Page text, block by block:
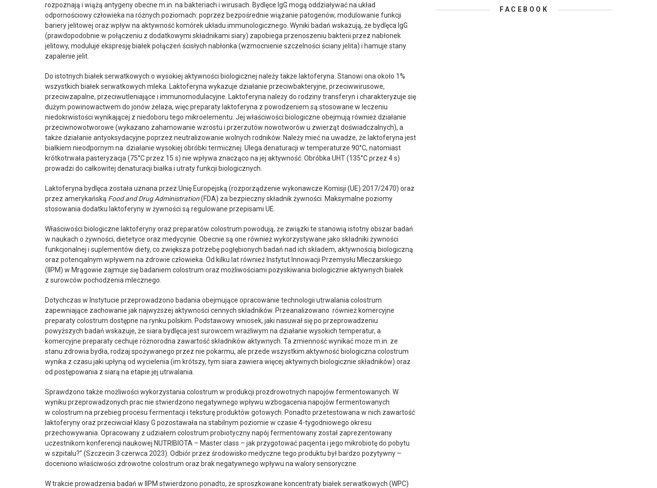
rozpoznają i wiążą antygeny obecne m.in. na bakteriach i wirusach. Bydlęce IgG mogą oddziaływać na układ
odpornościowy człowieka na różnych poziomach: poprzez bezpośrednie wiązanie patogenów, modulowanie funkcji
bariery jelitowej oraz wpływ na aktywność komórek układu immunologicznego. Wyniki badań wskazują, że bydlęca IgG
(prawdopodobnie w połączeniu z dodatkowymi składnikami siary) zapobiega przenoszeniu bakterii przez nabłonek
jelitowy, moduluje ekspresję białek połączeń ścisłych nabłonka (wzmocnienie szczelności ściany jelita) i hamuje stany
zapalenie jelit.
Do istotnych białek serwatkowych o wysokiej aktywności biologicznej należy także laktoferyna. Stanowi ona około 1%
wszystkich białek serwatkowych mleka. Laktoferyna wykazuje działanie przeciwbakteryjne, przeciwwirusowe,
przeciwzapalne, przeciwutleniające i immunomodulacyjne. Laktoferyna należy do rodziny transferyn i charakteryzuje się
dużym powinowactwem do jonów żelaza, więc preparaty laktoferyna z powodzeniem są stosowane w leczeniu
niedokrwistości wynikającej z niedoboru tego mikroelementu. Jej właściwości biologiczne obejmują również działanie
przeciwnowotworowe (wykazano zahamowanie wzrostu i przerzutów nowotworów u zwierząt doświadczalnych), a
także działanie antyoksydacyjne poprzez neutralizowanie wolnych rodników. Należy mieć na uwadze, że laktoferyna jest
białkiem nieodpornym na działanie wysokiej obróbki termicznej. Ulega denaturacji w temperaturze 90°C, natomiast
krótkotrwała pasteryzacja (75°C przez 15 s) nie wpływa znacząco na jej aktywność. Obróbka UHT (135°C przez 4 s)
prowadzi do całkowitej denaturacji białka i utraty funkcji biologicznych.
Laktoferyna bydlęca została uznana przez Unię Europejską (rozporządzenie wykonawcze Komisji (UE) 2017/2470) oraz
przez amerykańską Food and Drug Administration(FDA) za bezpieczny składnik żywności. Maksymalne poziomy
stosowania dodatku laktoferyny w żywności są regulowane przepisami UE.
Właściwości biologiczne laktoferyny oraz preparatów colostrum powodują, że związki te stanowią istotny obszar badań
w naukach o żywności, dietetyce oraz medycynie. Obecnie są one również wykorzystywane jako składniki żywności
funkcjonalnej i suplementów diety, co zwiększa potrzebę pogłębionych badań nad ich składem, aktywnością biologiczną
oraz potencjalnym wpływem na zdrowie człowieka. Od kilku lat również Instytut Innowacji Przemysłu Mleczarskiego
(IIPM) w Mrągowie zajmuje się badaniem colostrum oraz możliwościami pozyskiwania biologicznie aktywnych białek
z surowców pochodzenia mlecznego.
Dotychczas w Instytucie przeprowadzono badania obejmujące opracowanie technologii utrwalania colostrum
zapewniające zachowanie jak najwyższej aktywności cennych składników. Przeanalizowano również komercyjne
preparaty colostrum dostępne na rynku polskim. Podstawowy wniosek, jaki nasuwał się po przeprowadzeniu
powyższych badań wskazuje, że siara bydlęca jest surowcem wrażliwym na działanie wysokich temperatur, a
komercyjne preparaty cechuje różnorodna zawartość składników aktywnych. Ta zmienność wynikać może m.in. ze
stanu zdrowia bydła, rodzaj spożywanego przez nie pokarmu, ale przede wszystkim aktywność biologiczna colostrum
wynika z czasu jaki upłyną od wycielenia (im krótszy, tym siara zawiera więcej aktywnych biologicznie składników) oraz
od postępowania z siarą na etapie jej utrwalania.
Sprawdzono także możliwości wykorzystania colostrum w produkcji prozdrowotnych napojów fermentowanych. W
wyniku przeprowadzonych prac nie stwierdzono negatywnego wpływu wzbogacenia napojów fermentowanych
w colostrum na przebieg procesu fermentacji i teksturę produktów gotowych. Ponadto przetestowana w nich zawartość
laktoferyny oraz przeciwciał klasy G pozostawała na stabilnym poziomie w czasie 4-tygodniowego okresu
przechowywania. Opracowany z udziałem colostrum probiotyczny napój fermentowany został zaprezentowany
uczestnikom konferencji naukowej NUTRIBIOTA – Master class – jak przygotować pacjenta i jego mikrobiotę do pobytu
w szpitalu?” (Szczecin 3 czerwca 2023). Odbiór przez środowisko medyczne tego produktu był bardzo pozytywny –
doceniono właściwości zdrowotne colostrum oraz brak negatywnego wpływu na walory sensoryczne.
W trakcie prowadzenia badań w IIPM stwierdzono ponadto, że sproszkowane koncentraty białek serwatkowych (WPC)
FACEBOOK